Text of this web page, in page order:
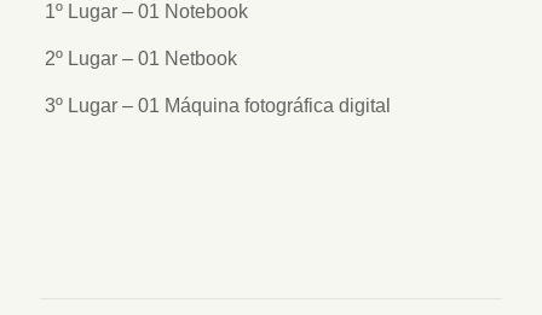
1º Lugar – 01 Notebook
2º Lugar – 01 Netbook
3º Lugar – 01 Máquina fotográfica digital